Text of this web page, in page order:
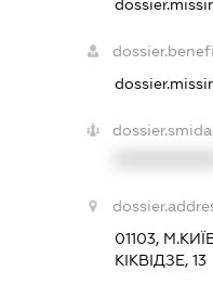
01103,
КІКВІДЗЕ, 13